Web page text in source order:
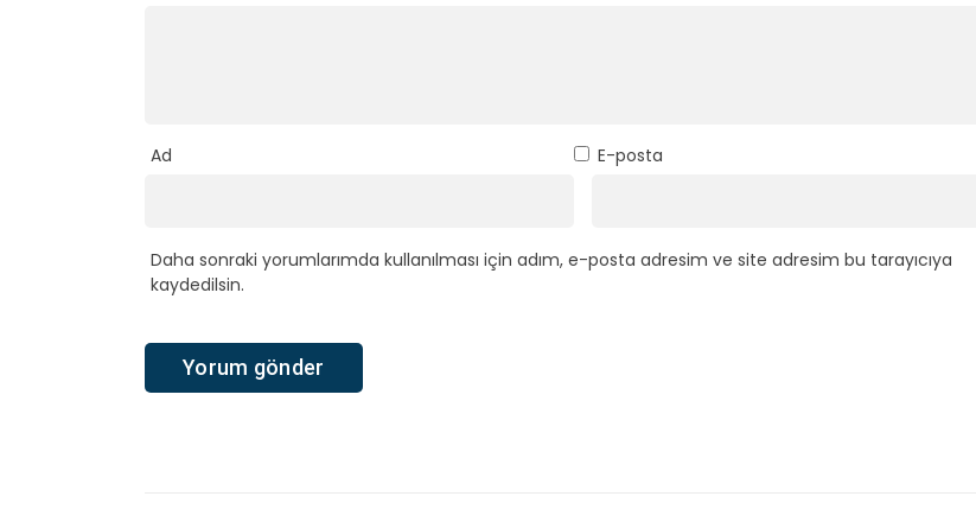
Ad E-posta
Daha sonraki yorumlarımda kullanılması için adım, e-posta adresim ve site adresim bu tarayıcıya
kaydedilsin.